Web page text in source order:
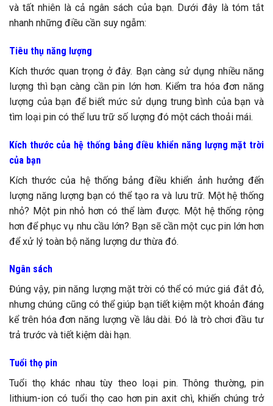
và tất nhiên là cả ngân sách của bạn. Dưới đây là tóm tắt
nhanh những điều cần suy ngẫm:
Tiêu thụ năng lượng
Kích thước quan trọng ở đây. Bạn càng sử dụng nhiều năng
lượng thì bạn càng cần pin lớn hơn. Kiểm tra hóa đơn năng
lượng của bạn để biết mức sử dụng trung bình của bạn và
tìm loại pin có thể lưu trữ số lượng đó một cách thoải mái.
Kích thước của hệ thống bảng điều khiển năng lượng mặt trời
của bạn
Kích thước của hệ thống bảng điều khiển ảnh hưởng đến
lượng năng lượng bạn có thể tạo ra và lưu trữ. Một hệ thống
nhỏ? Một pin nhỏ hơn có thể làm được. Một hệ thống rộng
hơn để phục vụ nhu cầu lớn? Bạn sẽ cần một cục pin lớn hơn
để xử lý toàn bộ năng lượng dư thừa đó.
Ngân sách
Đúng vậy, pin năng lượng mặt trời có thể có mức giá đắt đỏ,
nhưng chúng cũng có thể giúp bạn tiết kiệm một khoản đáng
kể trên hóa đơn năng lượng về lâu dài. Đó là trò chơi đầu tư
trả trước và tiết kiệm dài hạn.
Tuổi thọ pin
Tuổi thọ khác nhau tùy theo loại pin. Thông thường, pin
lithium-ion có tuổi thọ cao hơn pin axit chì, khiến chúng trở